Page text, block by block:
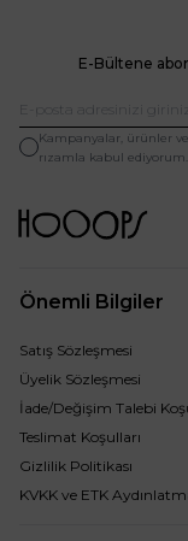
E-Bültene
Kampanyalar, ürünler
rızamla kabul
Önemli Bilgiler
Satış Sözleşmesi
Üyelik Sözleşmesi
İade/Değişim Talebi
Teslimat Koşulları
Gizlilik Politikası
KVKK ve ETK